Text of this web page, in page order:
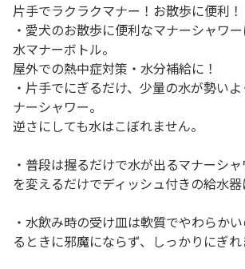
片手でラクラクマナー！お散歩に便利！
・愛犬のお散歩に便利なマナーシャワ
水マナーボトル。
屋外での熱中症対策・水分補給に！
・片手でにぎるだけ、少量の水が勢い
ナーシャワー。
逆さにしても水はこぼれません。
・普段は握るだけで水が出るマナーシ
を変えるだけでディッシュ付きの給水器
・水飲み時の受け皿は軟質でやわらか
るときに邪魔にならず、しっかりにぎれ